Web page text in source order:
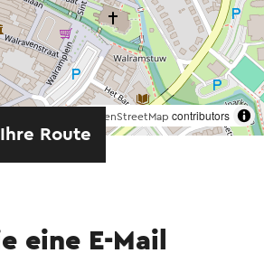
OpenStreetMap contributors
Route
eine E-Mail